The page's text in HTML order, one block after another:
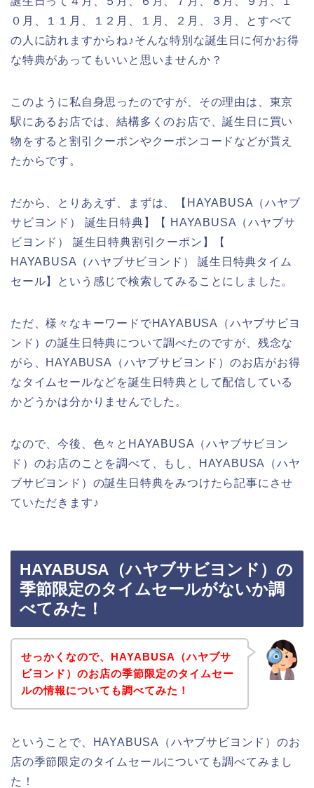
０月、１１月、１２月、１月、２月、３月、とすべて
の人に訪れますからね♪そんな特別な誕生日に何かお得
な特典があってもいいと思いませんか？
このように私自身思ったのですが、その理由は、東京
駅にあるお店では、結構多くのお店で、誕生日に買い
物をすると割引クーポンやクーポンコードなどが貰え
たからです。
だから、とりあえず、まずは、【HAYABUSA（ハヤブ
サビヨンド） 誕生日特典】【 HAYABUSA（ハヤブサ
ビヨンド） 誕生日特典割引クーポン】【
HAYABUSA（ハヤブサビヨンド） 誕生日特典タイム
セール】という感じで検索してみることにしました。
ただ、様々なキーワードでHAYABUSA（ハヤブサビヨ
ンド）の誕生日特典について調べたのですが、残念な
がら、HAYABUSA（ハヤブサビヨンド）のお店がお得
なタイムセールなどを誕生日特典として配信している
かどうかは分かりませんでした。
なので、今後、色々とHAYABUSA（ハヤブサビヨン
ド）のお店のことを調べて、もし、HAYABUSA（ハヤ
ブサビヨンド）の誕生日特典をみつけたら記事にさせ
ていただきます♪
HAYABUSA（ハヤブサビヨンド）の
季節限定のタイムセールがないか調
べてみた！
せっかくなので、HAYABUSA（ハヤブサ
ビヨンド）のお店の季節限定のタイムセー
ルの情報についても調べてみた！
ということで、HAYABUSA（ハヤブサビヨンド）のお
店の季節限定のタイムセールについても調べてみまし
た！